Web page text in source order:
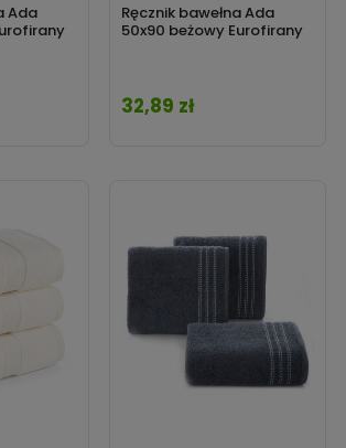
Ada
Ręcznik bawełna Ada
50x90 beżowy Eurofirany
Cena
32,89 zł